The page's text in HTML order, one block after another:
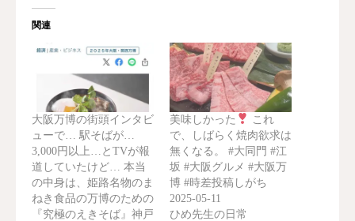
関連
大阪万博の街頭インタビ
ューで… 駅そばが…
3,000円以上…とTVが報
道していたけど… 本当
の中身は、姫路名物のま
ねき食品の万博のための
『究極のえきそば』神戸
美味しかった
これ
で、しばらく焼肉欲求は
無くなる。 #大同門 #江
坂 #大阪グルメ #大阪万
博 #時差投稿しがち
2025-05-11
ひめ先生の日常